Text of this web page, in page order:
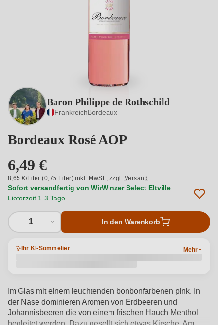
Baron Philippe de Rothschild
FrankreichBordeaux
Bordeaux Rosé AOP
6,49 €
8,65 €/Liter (0,75 Liter) inkl. MwSt., zzgl. Versand
Sofort versandfertig von WirWinzer Select Eltville
Lieferzeit 1-3 Tage
1 In den Warenkorb
Ihr KI-Sommelier Mehr
Im Glas mit einem leuchtenden bonbonfarbenen pink. In
der Nase dominieren Aromen von Erdbeeren und
Johannisbeeren die von einem frischen Hauch Menthol
begleitet werden. Dazu gesellt sich etwas Kirsche. Am